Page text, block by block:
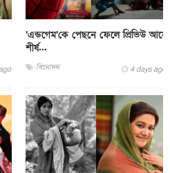
‘এন্ডগেম’কে পেছনে ফেলে প্রিভিউ আয়ে
শীর্ষ...
বিনোদন 4 days ago